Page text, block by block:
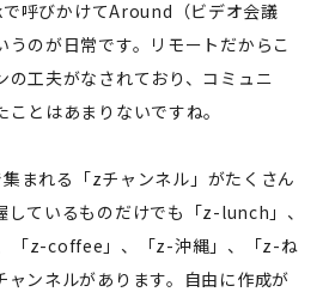
呼びかけてAround（ビデオ会議
うのが日常です。リモートだからこ
の工夫がなされており、コミュニ
とはあまりないですね。
まれる「zチャンネル」がたくさん
しているものだけでも「z-lunch」、
「z-coffee」、「z-沖縄」、「z-ね
ャンネルがあります。自由に作成が